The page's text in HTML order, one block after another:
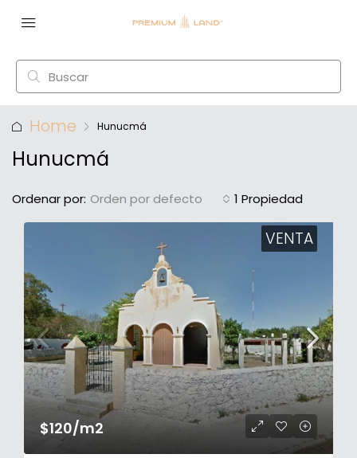
Home Hunucmá
Hunucmá
1 Propiedad
Ordenar por: Orden por defecto
VENTA
$120/m2